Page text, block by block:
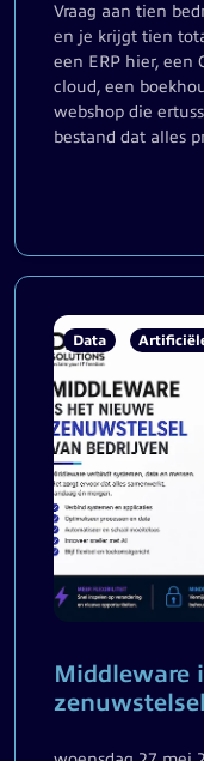
Vraag aan tien
en je krijgt tien
een ERP hier, een
cloud, een
webshop die
bestand dat alles
Data
Middleware